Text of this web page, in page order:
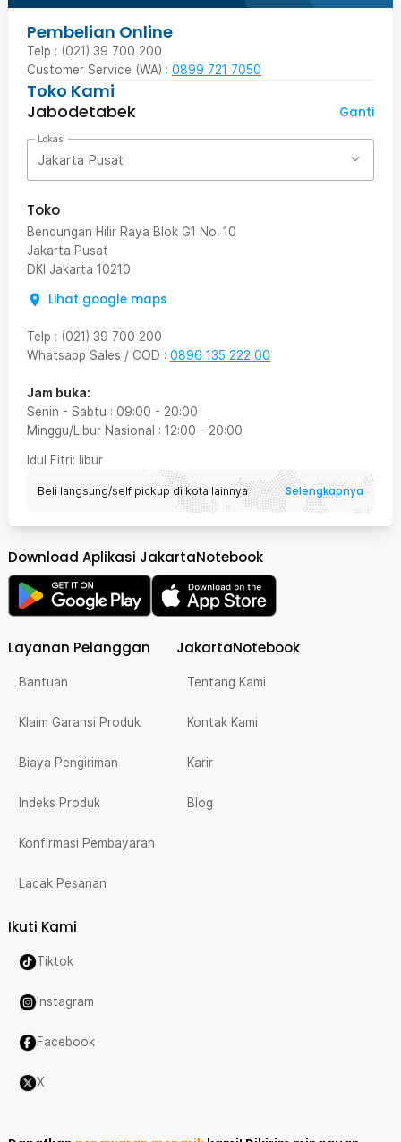
Pembelian Online
Telp : (021) 39 700 200
Customer Service (WA) : 0899 721 7050
Toko Kami
Jabodetabek
Ganti
Lokasi
Jakarta Pusat
Toko
Bendungan Hilir Raya Blok G1 No. 10
Jakarta Pusat
DKI Jakarta 10210
Lihat google maps
Telp : (021) 39 700 200
Whatsapp Sales / COD : 0896 135 222 00
Jam buka:
Senin - Sabtu : 09:00 - 20:00
Minggu/Libur Nasional : 12:00 - 20:00
Idul Fitri: libur
Beli langsung/self pickup di kota lainnya Selengkapnya
Download Aplikasi JakartaNotebook
Layanan Pelanggan
Bantuan
Klaim Garansi Produk
Biaya Pengiriman
Indeks Produk
Konfirmasi Pembayaran
Lacak Pesanan
JakartaNotebook
Tentang Kami
Kontak Kami
Karir
Blog
Ikuti Kami
Tiktok
Instagram
Facebook
X